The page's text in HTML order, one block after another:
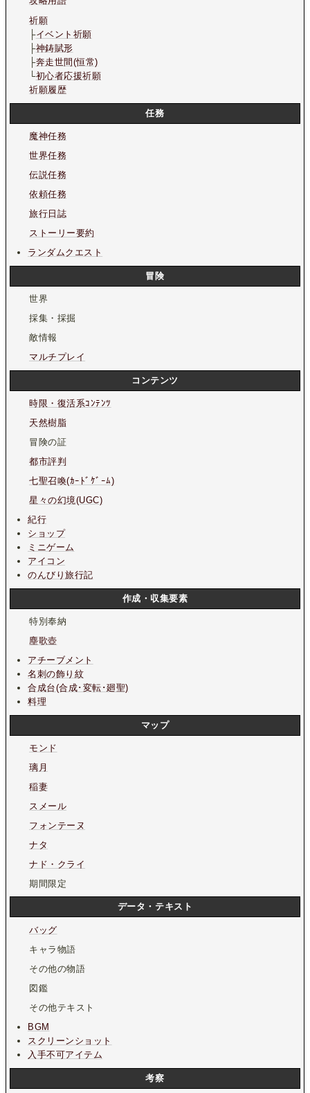
祈願
├イベント祈願
├神鋳賦形
├奔走世間(恒常)
└初心者応援祈願
祈願履歴
任務
魔神任務
世界任務
伝説任務
依頼任務
旅行日誌
ストーリー要約
ランダムクエスト
冒険
世界
採集・採掘
敵情報
マルチプレイ
コンテンツ
時限・復活系ｺﾝﾃﾝﾂ
天然樹脂
冒険の証
都市評判
七聖召喚(ｶｰﾄﾞｹﾞｰﾑ)
星々の幻境(UGC)
紀行
ショップ
ミニゲーム
アイコン
のんびり旅行記
作成・収集要素
特別奉納
塵歌壺
アチーブメント
名刺の飾り紋
合成台(合成･変転･廻聖)
料理
マップ
モンド
璃月
稲妻
スメール
フォンテーヌ
ナタ
ナド・クライ
期間限定
データ・テキスト
バッグ
キャラ物語
その他の物語
図鑑
その他テキスト
BGM
スクリーンショット
入手不可アイテム
考察